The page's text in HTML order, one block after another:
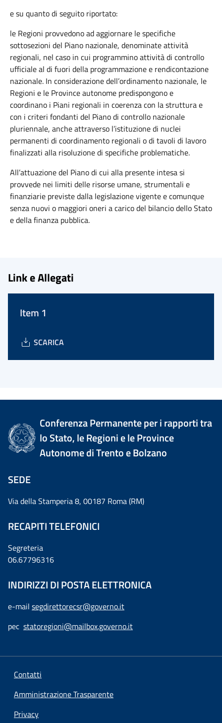
e su quanto di seguito riportato:
le Regioni provvedono ad aggiornare le specifiche
sottosezioni del Piano nazionale, denominate attività
regionali, nel caso in cui programmino attività di controllo
ufficiale al di fuori della programmazione e rendicontazione
nazionale. In considerazione dell’ordinamento nazionale, le
Regioni e le Province autonome predispongono e
coordinano i Piani regionali in coerenza con la struttura e
con i criteri fondanti del Piano di controllo nazionale
pluriennale, anche attraverso l’istituzione di nuclei
permanenti di coordinamento regionali o di tavoli di lavoro
finalizzati alla risoluzione di specifiche problematiche.
All’attuazione del Piano di cui alla presente intesa si
provvede nei limiti delle risorse umane, strumentali e
finanziarie previste dalla legislazione vigente e comunque
senza nuovi o maggiori oneri a carico del bilancio dello Stato
e della finanza pubblica.
Link e Allegati
Item 1
SCARICA
Conferenza Permanente per i rapporti tra
lo Stato, le Regioni e le Province
Autonome di Trento e Bolzano
SEDE
Via della Stamperia 8, 00187 Roma (RM)
RECAPITI TELEFONICI
Segreteria
06.67796316
INDIRIZZI DI POSTA ELETTRONICA
e-mail segdirettorecsr@governo.it
pec statoregioni@mailbox.governo.it
Contatti
Amministrazione Trasparente
Privacy